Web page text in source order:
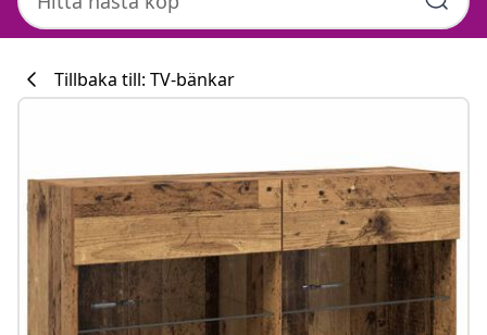
Tillbaka till: TV-bänkar